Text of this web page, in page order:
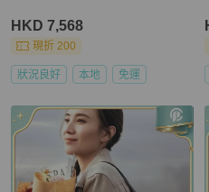
HKD 7,568
現折 200
狀況良好 本地 免運